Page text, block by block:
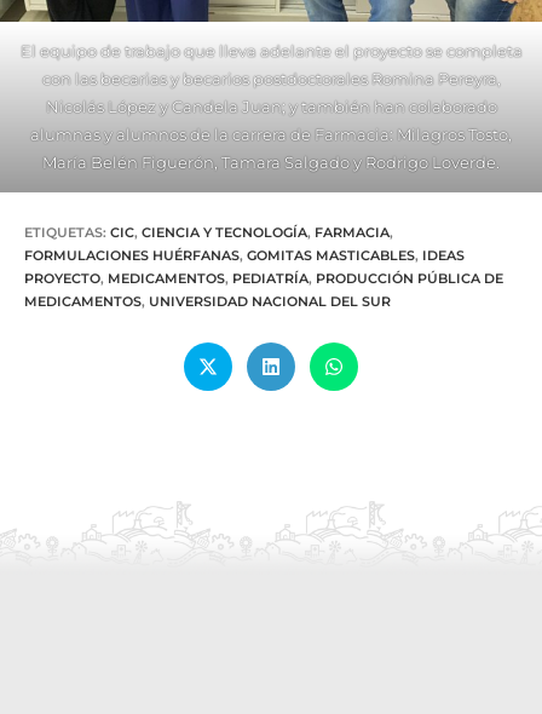
El equipo de trabajo que lleva adelante el proyecto se completa
con las becarias y becarios postdoctorales Romina Pereyra,
Nicolás López y Candela Juan; y también han colaborado
alumnas y alumnos de la carrera de Farmacia: Milagros Tosto,
María Belén Figuerón, Tamara Salgado y Rodrigo Loverde.
ETIQUETAS: CIC, CIENCIA Y TECNOLOGÍA, FARMACIA,
FORMULACIONES HUÉRFANAS, GOMITAS MASTICABLES, IDEAS
PROYECTO, MEDICAMENTOS, PEDIATRÍA, PRODUCCIÓN PÚBLICA DE
MEDICAMENTOS, UNIVERSIDAD NACIONAL DEL SUR